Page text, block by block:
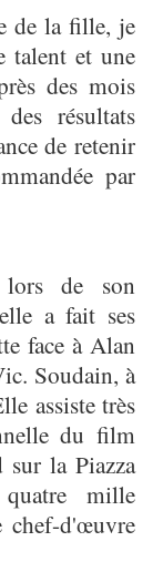
de la fille, je
talent et une
des mois
résultats
de retenir
par
de son
a fait ses
face à Alan
Soudain, à
assiste très
du film
la Piazza
mille
chef-d'œuvre